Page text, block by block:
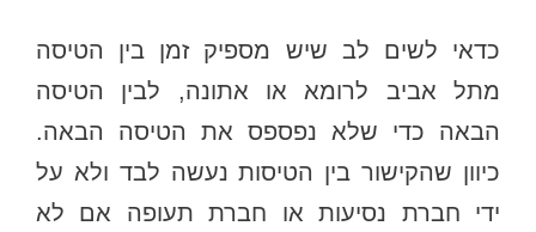
כדאי לשים לב שיש מספיק זמן בין הטיסה
מתל אביב לרומא או אתונה, לבין הטיסה
הבאה כדי שלא נפספס את הטיסה הבאה.
כיוון שהקישור בין הטיסות נעשה לבד ולא על
ידי חברת נסיעות או חברת תעופה אם לא